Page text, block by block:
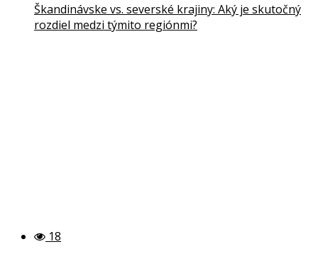
Škandinávske vs. severské krajiny: Aký je skutočný
rozdiel medzi týmito regiónmi?
18